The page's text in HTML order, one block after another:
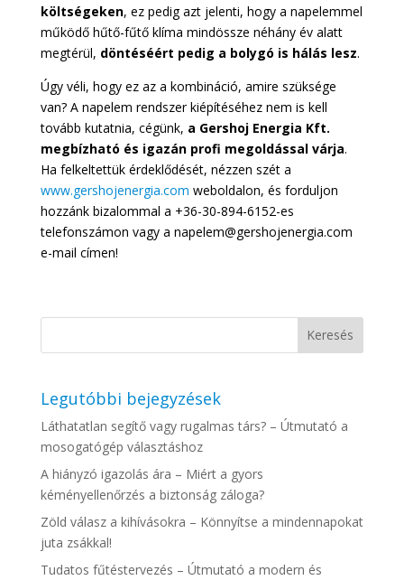
költségeken, ez pedig azt jelenti, hogy a napelemmel
működő hűtő-fűtő klíma mindössze néhány év alatt
megtérül, döntéséért pedig a bolygó is hálás lesz.
Úgy véli, hogy ez az a kombináció, amire szüksége
van? A napelem rendszer kiépítéséhez nem is kell
tovább kutatnia, cégünk, a Gershoj Energia Kft.
megbízható és igazán profi megoldással várja.
Ha felkeltettük érdeklődését, nézzen szét a
www.gershojenergia.com weboldalon, és forduljon
hozzánk bizalommal a +36-30-894-6152-es
telefonszámon vagy a napelem@gershojenergia.com
e-mail címen!
Legutóbbi bejegyzések
Láthatatlan segítő vagy rugalmas társ? – Útmutató a
mosogatógép választáshoz
A hiányzó igazolás ára – Miért a gyors
kéményellenőrzés a biztonság záloga?
Zöld válasz a kihívásokra – Könnyítse a mindennapokat
juta zsákkal!
Tudatos fűtéstervezés – Útmutató a modern és